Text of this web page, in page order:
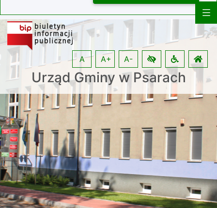
Urząd Gminy w Psarach
A A+ A-